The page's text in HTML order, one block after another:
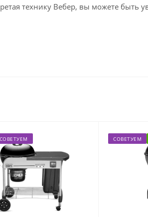
технику Вебер, вы можете быть
СОВЕТУЕМ СОВЕТУЕМ